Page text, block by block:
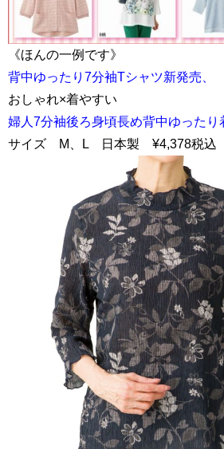
《ほんの一例です》
背中ゆったり7分袖Tシャツ新発売、
おしゃれ×着やすい
婦人7分袖後ろ身頃長め背中ゆったり
サイズ M、L 日本製 ¥4,378税込